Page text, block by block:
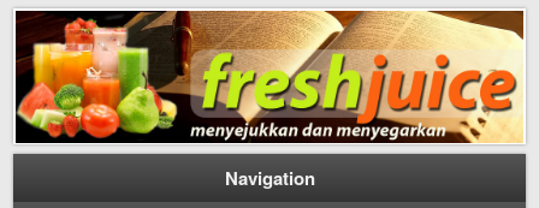
Daily Fresh Juice
Daily Fresh Juice Renungan Harian Katolik Menyejukkan dan Menyegarkan
Navigation